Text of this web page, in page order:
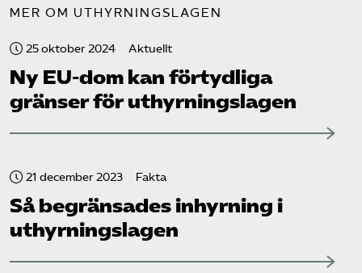
MER OM UTHYRNINGSLAGEN
25 oktober 2024 Aktuellt
Ny EU-dom kan förtydliga
gränser för uthyrningslagen
21 december 2023 Fakta
Så begränsades inhyrning i
uthyrningslagen